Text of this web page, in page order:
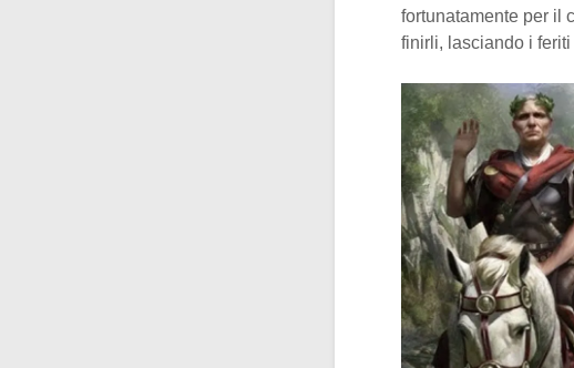
fortunatamente per il
finirli, lasciando i